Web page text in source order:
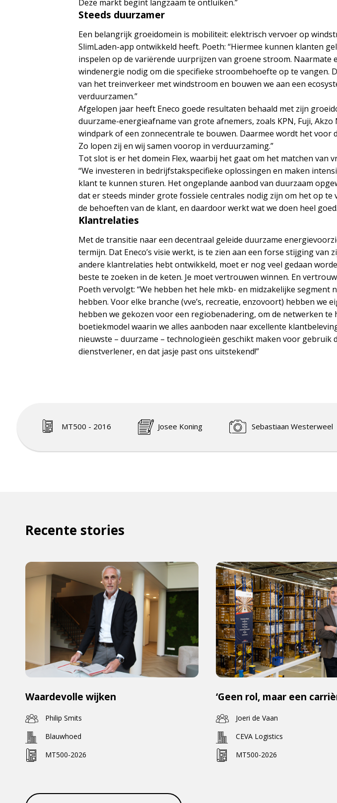
Deze markt begint langzaam te ontluiken.”
Steeds duurzamer
Een belangrijk groeidomein is mobiliteit: elektrisch vervoer op
SlimLaden-app ontwikkeld heeft. Poeth: “Hiermee kunnen klanten
inspelen op de variërende uurprijzen van groene stroom. Naarmate
windenergie nodig om die specifieke stroombehoefte op te vangen.
van het treinverkeer met windstroom en bouwen we aan een
verduurzamen.”
Afgelopen jaar heeft Eneco goede resultaten behaald met zijn
duurzame-energieafname van grote afnemers, zoals KPN, Fuji,
windpark of een zonnecentrale te bouwen. Daarmee wordt het
Zo lopen zij en wij samen voorop in verduurzaming.”
Tot slot is er het domein Flex, waarbij het gaat om het matchen van
“We investeren in bedrijfstakspecifieke oplossingen en maken
klant te kunnen sturen. Het ongeplande aanbod van duurzaam
dat er steeds minder grote fossiele centrales nodig zijn om het op
de behoeften van de klant, en daardoor werkt wat we doen heel
Klantrelaties
Met de transitie naar een decentraal geleide duurzame
termijn. Dat Eneco’s visie werkt, is te zien aan een forse stijging
andere klantrelaties hebt ontwikkeld, moet er nog veel gedaan
beste te zoeken in de keten. Je moet vertrouwen winnen. En
Poeth vervolgt: “We hebben het hele mkb- en midzakelijke
hebben. Voor elke branche (vve’s, recreatie, enzovoort) hebben we
hebben we gekozen voor een regiobenadering, om de netwerken
boetiekmodel waarin we alles aanboden naar excellente
nieuwste – duurzame – technologieën geschikt maken voor
dienstverlener, en dat jasje past ons uitstekend!”
MT500 - 2016 Josee Koning Sebastiaan Westerweel
Recente stories
Waardevolle wijken
Philip Smits
Blauwhoed
MT500-2026
‘Geen rol, maar een
Joeri de Vaan
CEVA Logistics
MT500-2026